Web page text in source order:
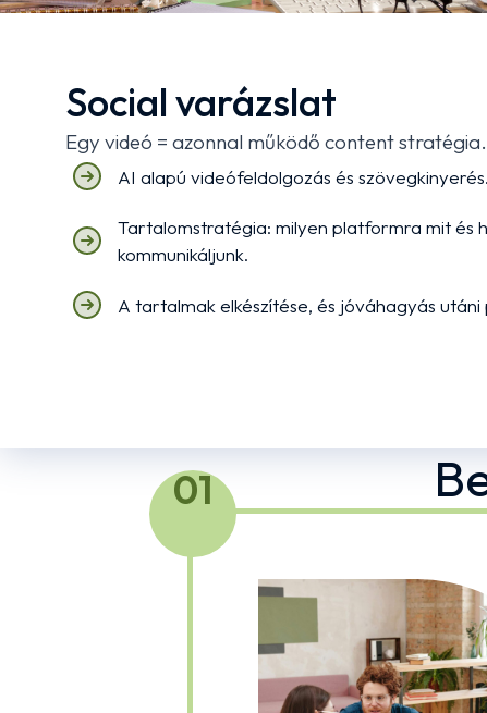
Social varázslat
Egy videó = azonnal működő content stratégia.​
AI alapú videófeldolgozás és szövegkinyerés.
Tartalomstratégia: milyen platformra mit és
kommunikáljunk.
A tartalmak elkészítése, és jóváhagyás utáni
01